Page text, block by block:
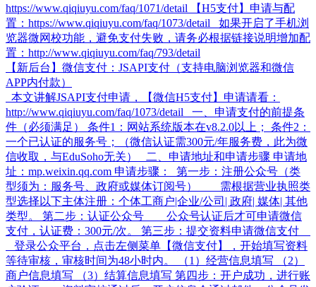
https://www.qiqiuyu.com/faq/1071/detail 【H5支付】申请与配
置：https://www.qiqiuyu.com/faq/1073/detail 如果开启了手机浏
览器微网校功能，避免支付失败，请务必根据链接说明增加配
置：http://www.qiqiuyu.com/faq/793/detail
【新后台】微信支付：JSAPI支付（支持电脑浏览器和微信
APP内付款）
本文讲解JSAPI支付申请，【微信H5支付】申请请看：
http://www.qiqiuyu.com/faq/1073/detail 一、申请支付的前提条
件（必须满足） 条件1：网站系统版本在v8.2.0以上； 条件2：
一个已认证的服务号；（微信认证需300元/年服务费，此为微
信收取，与EduSoho无关） 二、申请地址和申请步骤 申请地
址：mp.weixin.qq.com 申请步骤： 第一步：注册公众号（类
型须为：服务号、政府或媒体订阅号） 需根据营业执照类
型选择以下主体注册：个体工商户|企业/公司| 政府| 媒体| 其他
类型。 第二步：认证公众号 公众号认证后才可申请微信
支付，认证费：300元/次。 第三步：提交资料申请微信支付
登录公众平台，点击左侧菜单【微信支付】，开始填写资料
等待审核，审核时间为48小时内。 （1）经营信息填写 （2）
商户信息填写 （3）结算信息填写 第四步：开户成功，进行账